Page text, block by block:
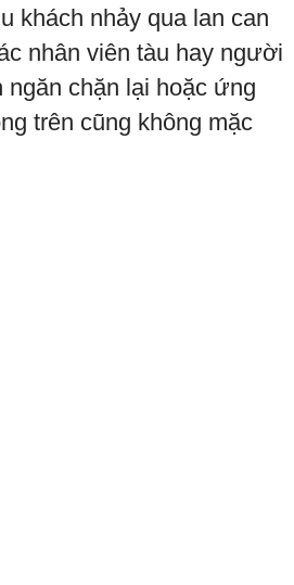
khách nhảy qua lan can
nhân viên tàu hay người
ngăn chặn lại hoặc ứng
trên cũng không mặc